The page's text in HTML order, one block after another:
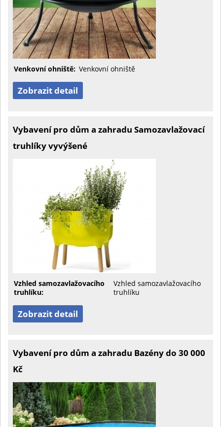
Venkovní ohniště: Venkovní ohniště
Zobrazit detail
Vybavení pro dům a zahradu Samozavlažovací
truhlíky vyvýšené
Vzhled samozavlažovacího
truhlíku:
Vzhled samozavlažovacího
truhlíku
Zobrazit detail
Vybavení pro dům a zahradu Bazény do 30 000
Kč